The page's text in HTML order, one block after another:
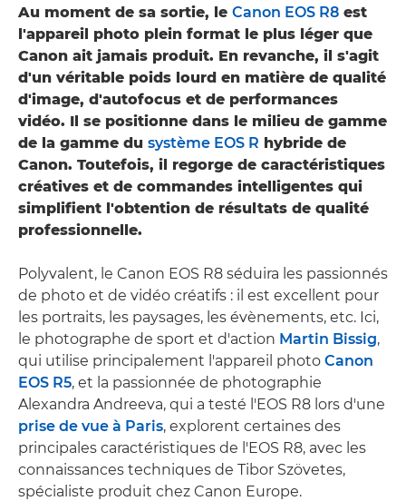
Au moment de sa sortie, le Canon EOS R8 est
l'appareil photo plein format le plus léger que
Canon ait jamais produit. En revanche, il s'agit
d'un véritable poids lourd en matière de qualité
d'image, d'autofocus et de performances
vidéo. Il se positionne dans le milieu de gamme
de la gamme du système EOS R hybride de
Canon. Toutefois, il regorge de caractéristiques
créatives et de commandes intelligentes qui
simplifient l'obtention de résultats de qualité
professionnelle.
Polyvalent, le Canon EOS R8 séduira les passionnés
de photo et de vidéo créatifs : il est excellent pour
les portraits, les paysages, les évènements, etc. Ici,
le photographe de sport et d'action Martin Bissig,
qui utilise principalement l'appareil photo Canon
EOS R5, et la passionnée de photographie
Alexandra Andreeva, qui a testé l'EOS R8 lors d'une
prise de vue à Paris, explorent certaines des
principales caractéristiques de l'EOS R8, avec les
connaissances techniques de Tibor Szövetes,
spécialiste produit chez Canon Europe.